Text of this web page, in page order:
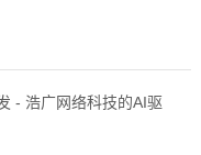
- 浩广网络科技的AI驱